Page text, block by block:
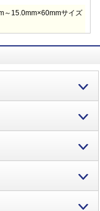
～15.0mm×60mmサイズ